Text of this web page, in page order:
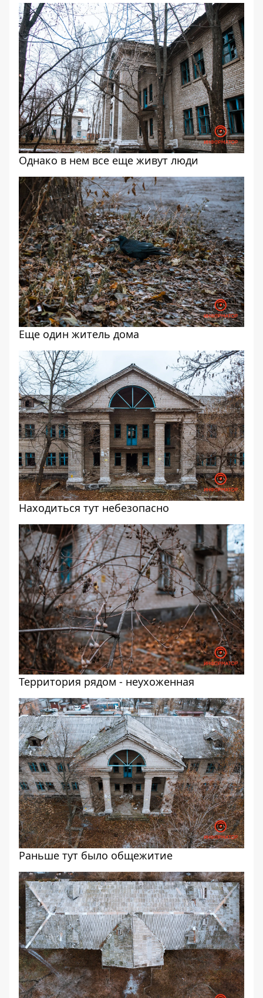
Однако в нем все еще живут люди
Еще один житель дома
Находиться тут небезопасно
Территория рядом - неухоженная
Раньше тут было общежитие